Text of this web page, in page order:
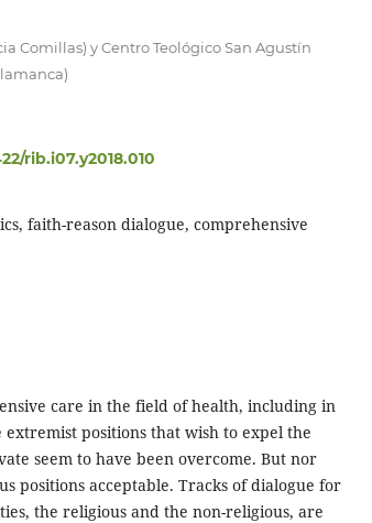
Comillas) y Centro Teológico San Agustín
rib.i07.y2018.010
faith-reason dialogue, comprehensive
care in the field of health, including in
extremist positions that wish to expel the
seem to have been overcome. But nor
positions acceptable. Tracks of dialogue for
the religious and the non-religious, are